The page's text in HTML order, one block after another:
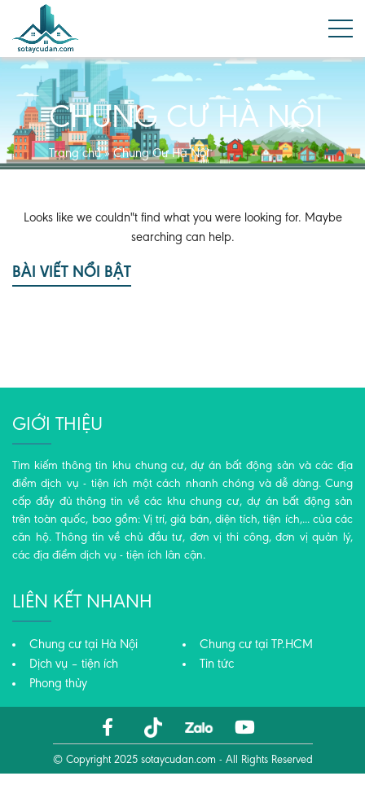
CHUNG CƯ HÀ NỘI
Trang chủ»Chung Cư Hà Nội
Looks like we couldn"t find what you were looking for. Maybe
searching can help.
BÀI VIẾT NỔI BẬT
GIỚI THIỆU
Tìm kiếm thông tin khu chung cư, dự án bất động sản và các địa
điểm dịch vụ - tiện ích một cách nhanh chóng và dễ dàng. Cung
cấp đầy đủ thông tin về các khu chung cư, dự án bất động sản
trên toàn quốc, bao gồm: Vị trí, giá bán, diện tích, tiện ích,... của các
căn hộ. Thông tin về chủ đầu tư, đơn vị thi công, đơn vị quản lý,
các địa điểm dịch vụ - tiện ích lân cận.
LIÊN KẾT NHANH
Chung cư tại Hà Nội
Chung cư tại TP.HCM
Dịch vụ – tiện ích
Tin tức
Phong thủy
© Copyright 2025 sotaycudan.com- All Rights Reserved